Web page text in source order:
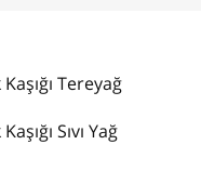
Tereyağ
Sıvı Yağ